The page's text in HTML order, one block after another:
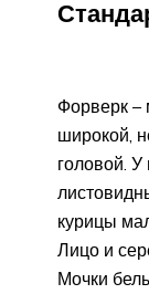
Форверк –
широкой,
головой.
курицы
Лицо и
Мочки